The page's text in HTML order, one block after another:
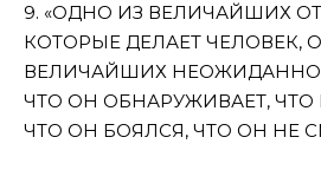
9. «ОДНО ИЗ ВЕЛИЧАЙШИХ
КОТОРЫЕ ДЕЛАЕТ ЧЕЛОВЕК,
ВЕЛИЧАЙШИХ
ЧТО ОН ОБНАРУЖИВАЕТ, ЧТО
ЧТО ОН БОЯЛСЯ, ЧТО ОН НЕ